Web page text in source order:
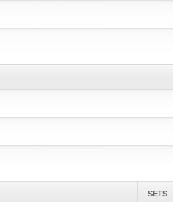
SETS